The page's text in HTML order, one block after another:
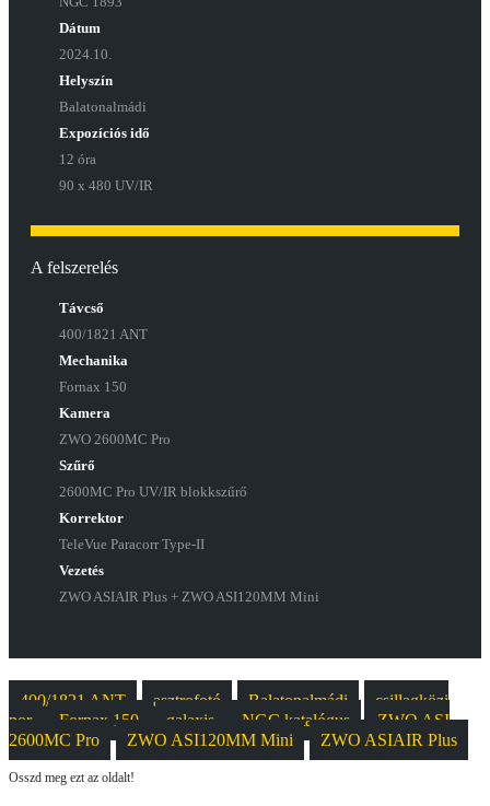
Dátum
2024.10.
Helyszín
Balatonalmádi
Expozíciós idő
12 óra
90 x 480 UV/IR
A felszerelés
Távcső
400/1821 ANT
Mechanika
Fornax 150
Kamera
ZWO 2600MC Pro
Szűrő
2600MC Pro UV/IR blokkszűrő
Korrektor
TeleVue Paracorr Type-II
Vezetés
ZWO ASIAIR Plus + ZWO ASI120MM Mini
400/1821 ANT asztrofotó Balatonalmádi
csillagközi
por
Fornax 150 galaxis NGC katalógus
ZWO ASI
2600MC Pro
ZWO ASI120MM Mini ZWO ASIAIR Plus
Osszd meg ezt az oldalt!